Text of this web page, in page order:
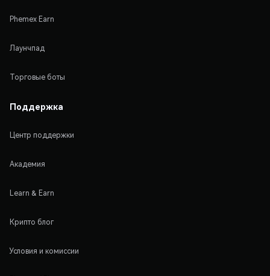
Phemex Earn
Лаунчпад
Торговые боты
Поддержка
Центр поддержки
Академия
Learn & Earn
Крипто блог
Условия и комиссии